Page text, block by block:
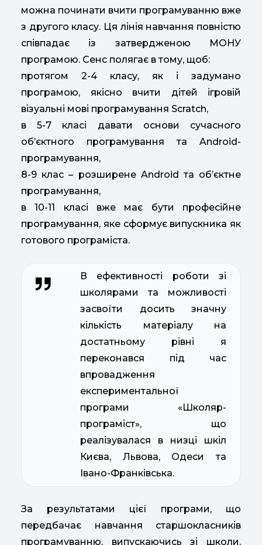
можна починати вчити програмуванню вже
з другого класу. Ця лінія навчання повністю
співпадає із затвердженою МОНУ
програмою. Сенс полягає в тому, щоб:
протягом 2-4 класу, як і задумано
програмою, якісно вчити дітей ігровій
візуальні мові програмування Scratch,
в 5-7 класі давати основи сучасного
об’єктного програмування та Android-
програмування,
8-9 клас – розширене Android та об’єктне
програмування,
в 10-11 класі вже має бути професійне
програмування, яке сформує випускника як
готового програміста.
В ефективності роботи зі
школярами та можливості
засвоїти досить значну
кількість матеріалу на
достатньому рівні я
переконався під час
впровадження
експериментальної
програми «Школяр-
програміст», що
реалізувалася в низці шкіл
Києва, Львова, Одеси та
Івано-Франківська.
За результатами цієї програми, що
передбачає навчання старшокласників
програмуванню, випускаючись зі школи,